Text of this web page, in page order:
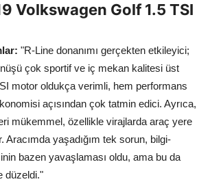
Volkswagen Golf 1.5 TSI
"R-Line donanımı gerçekten etkileyici;
çok sportif ve iç mekan kalitesi üst
motor oldukça verimli, hem performans
açısından çok tatmin edici. Ayrıca,
mükemmel, özellikle virajlarda araç yere
Aracımda yaşadığım tek sorun, bilgi-
bazen yavaşlaması oldu, ama bu da
düzeldi."